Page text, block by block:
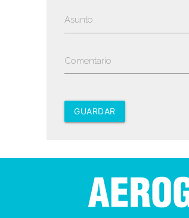
Asunto
Comentario
GUARDAR